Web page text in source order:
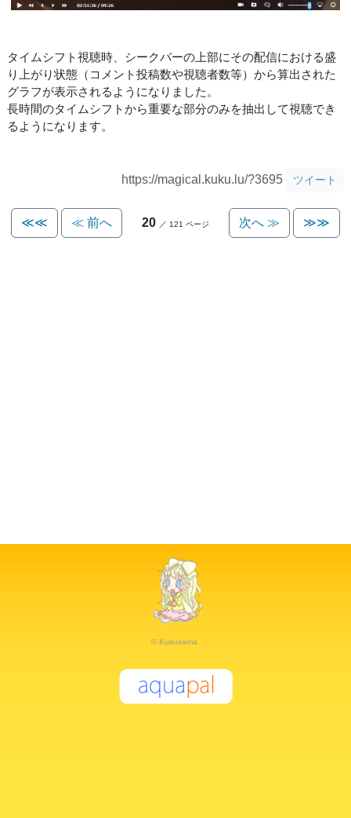
タイムシフト視聴時、シークバーの上部にその配信における盛
り上がり状態（コメント投稿数や視聴者数等）から算出された
グラフが表示されるようになりました。
長時間のタイムシフトから重要な部分のみを抽出して視聴でき
るようになります。
https://magical.kuku.lu/?3695 ツイート
≪≪ ≪ 前へ 20 ／ 121 ページ 次へ ≫ ≫≫
© Kukusama.